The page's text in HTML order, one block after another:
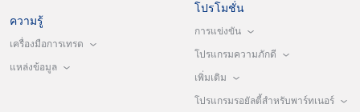
ความรู้
เครื่องมือการเทรด
แหล่งข้อมูล
โปรโมชั่น
การแข่งขัน
โปรแกรมความภักดี
เพิ่มเติม
โปรแกรมรอยัลตี้สำหรับพาร์ทเนอร์